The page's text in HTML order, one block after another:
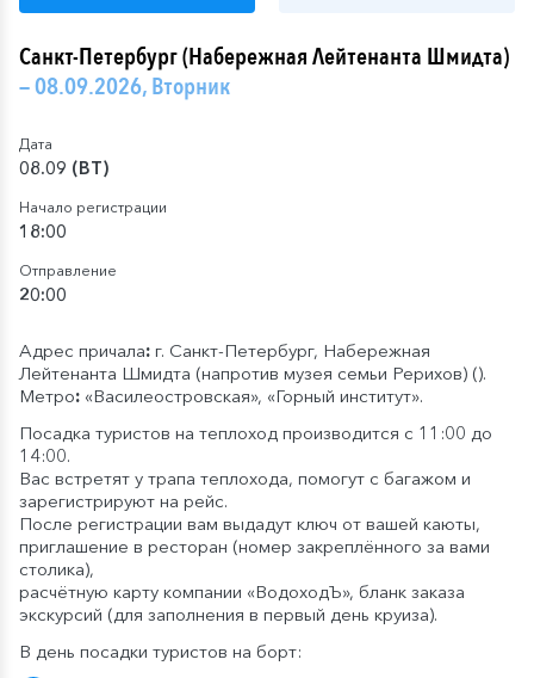
Санкт-Петербург (Набережная Лейтенанта Шмидта)
— 08.09.2026, Вторник
Дата
08.09 (ВТ)
Начало регистрации
18:00
Отправление
20:00
Адрес причала: г. Санкт-Петербург, Набережная
Лейтенанта Шмидта (напротив музея семьи Рерихов) ().
Метро: «Василеостровская», «Горный институт».
Посадка туристов на теплоход производится с 11:00 до
14:00.
Вас встретят у трапа теплохода, помогут с багажом и
зарегистрируют на рейс.
После регистрации вам выдадут ключ от вашей каюты,
приглашение в ресторан (номер закреплённого за вами
столика),
расчётную карту компании «ВодоходЪ», бланк заказа
экскурсий (для заполнения в первый день круиза).
В день посадки туристов на борт: